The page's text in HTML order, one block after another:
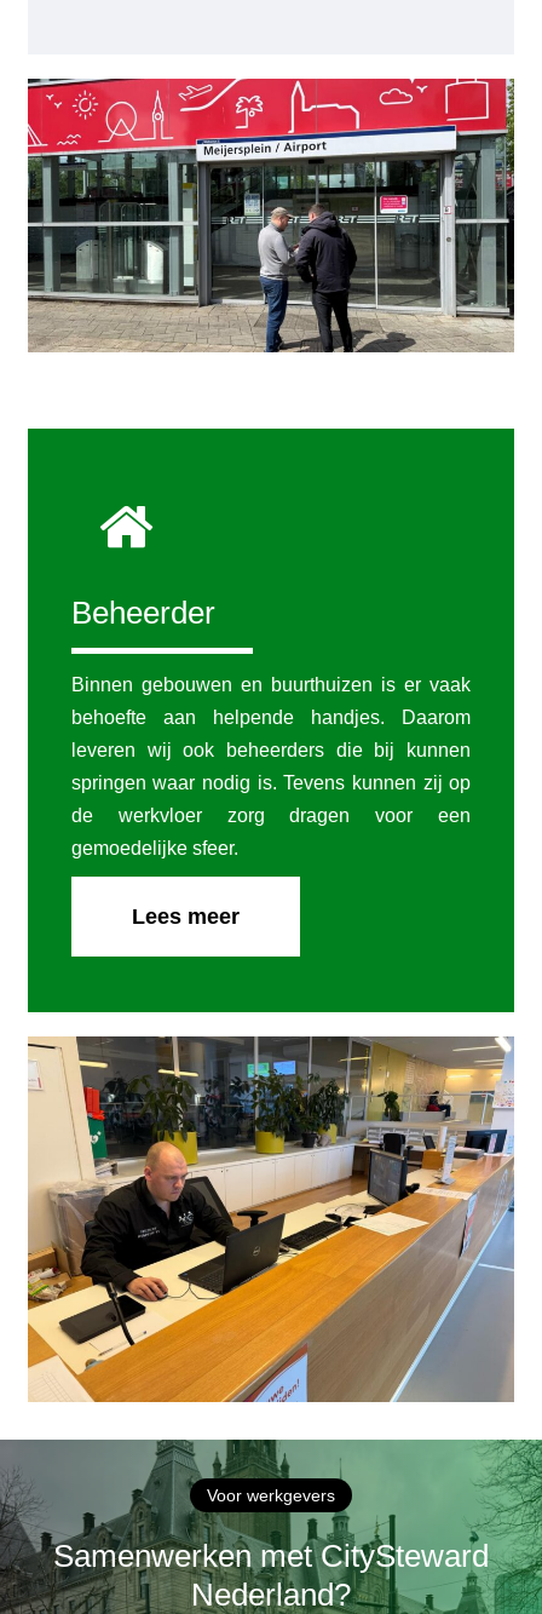
Beheerder
Binnen gebouwen en buurthuizen is er vaak
behoefte aan helpende handjes. Daarom
leveren wij ook beheerders die bij kunnen
springen waar nodig is. Tevens kunnen zij op
de werkvloer zorg dragen voor een
gemoedelijke sfeer.
Lees meer
Voor werkgevers
Samenwerken met CitySteward
Nederland?